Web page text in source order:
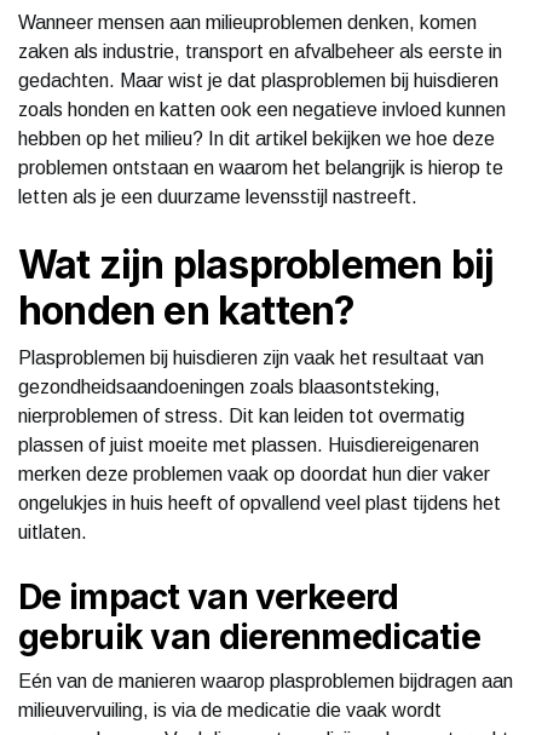
Wanneer mensen aan milieuproblemen denken, komen
zaken als industrie, transport en afvalbeheer als eerste in
gedachten. Maar wist je dat plasproblemen bij huisdieren
zoals honden en katten ook een negatieve invloed kunnen
hebben op het milieu? In dit artikel bekijken we hoe deze
problemen ontstaan en waarom het belangrijk is hierop te
letten als je een duurzame levensstijl nastreeft.
Wat zijn plasproblemen bij
honden en katten?
Plasproblemen bij huisdieren zijn vaak het resultaat van
gezondheidsaandoeningen zoals blaasontsteking,
nierproblemen of stress. Dit kan leiden tot overmatig
plassen of juist moeite met plassen. Huisdiereigenaren
merken deze problemen vaak op doordat hun dier vaker
ongelukjes in huis heeft of opvallend veel plast tijdens het
uitlaten.
De impact van verkeerd
gebruik van dierenmedicatie
Eén van de manieren waarop plasproblemen bijdragen aan
milieuvervuiling, is via de medicatie die vaak wordt